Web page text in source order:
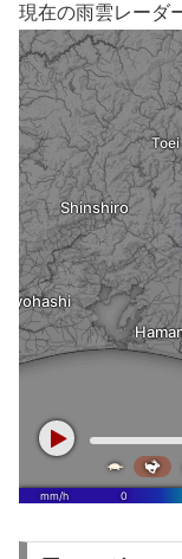
現在の雨雲レーダ